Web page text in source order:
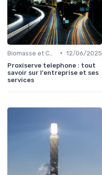
• 12/06/2025
Proxiserve telephone : tout
savoir sur l'entreprise et ses
services